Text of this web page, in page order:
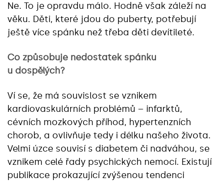
Ne. To je opravdu málo. Hodně však záleží na
věku. Děti, které jdou do puberty, potřebují
ještě více spánku než třeba děti devítileté.
Co způsobuje nedostatek spánku
u dospělých?
Ví se, že má souvislost se vznikem
kardiovaskulárních problémů – infarktů,
cévních mozkových příhod, hypertenzních
chorob, a ovlivňuje tedy i délku našeho života.
Velmi úzce souvisí s diabetem či nadváhou, se
vznikem celé řady psychických nemocí. Existují
publikace prokazující zvýšenou tendenci